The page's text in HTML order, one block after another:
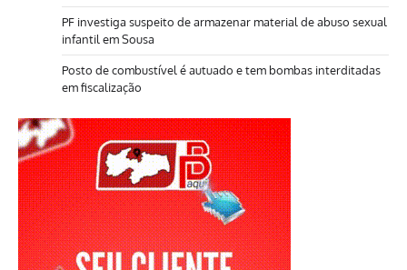
PF investiga suspeito de armazenar material de abuso sexual
infantil em Sousa
Posto de combustível é autuado e tem bombas interditadas
em fiscalização